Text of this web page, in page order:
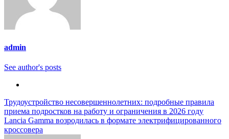
admin
See author's posts
Навигация
по
записям
Трудоустройство несовершеннолетних: подробные правила
приема подростков на работу и ограничения в 2026 году
Lancia Gamma возродилась в формате электрифицированного
кроссовера